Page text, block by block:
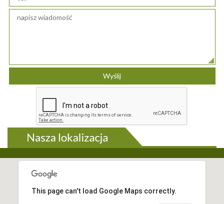
This page can't load Google Maps correctly.